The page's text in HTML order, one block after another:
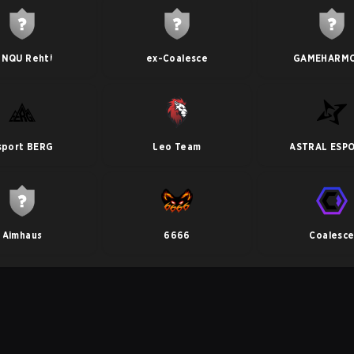
Rehti ex-Coalesce
BERG Leo Team ASTRAL
Aimhaus 6666 Coalesce